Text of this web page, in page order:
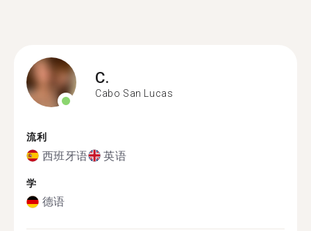
C.
Cabo San Lucas
流利
西班牙语 英语
学
德语